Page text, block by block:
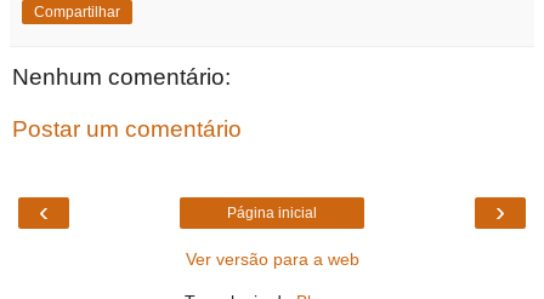
Compartilhar
Nenhum comentário:
Postar um comentário
‹ ›
Página inicial
Ver versão para a web